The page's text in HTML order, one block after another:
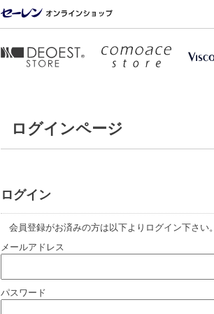
ログインページ
ログイン
会員登録がお済みの方は以下よりログイン下さい。
メールアドレス
パスワード